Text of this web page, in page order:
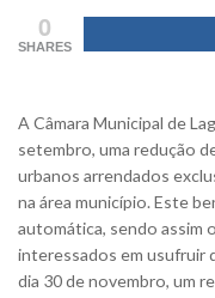
0
SHARES
A Câmara Municipal de
setembro, uma redução
urbanos arrendados
na área município. Este
automática, sendo assim
interessados em usufruir
dia 30 de novembro, um